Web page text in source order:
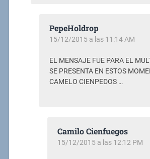
PepeHoldrop
15/12/2015 a las 11:14 AM
EL MENSAJE FUE PARA EL
SE PRESENTA EN ESTOS
CAMELO CIENPEDOS …
Camilo Cienfuegos
15/12/2015 a las 12:12 PM